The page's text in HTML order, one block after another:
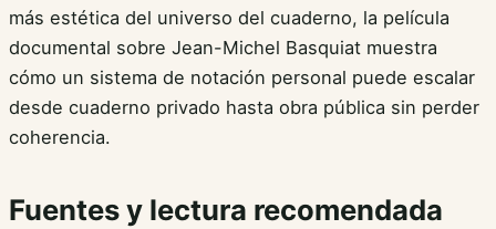
más estética del universo del cuaderno, la película
documental sobre Jean-Michel Basquiat muestra
cómo un sistema de notación personal puede escalar
desde cuaderno privado hasta obra pública sin perder
coherencia.
Fuentes y lectura recomendada